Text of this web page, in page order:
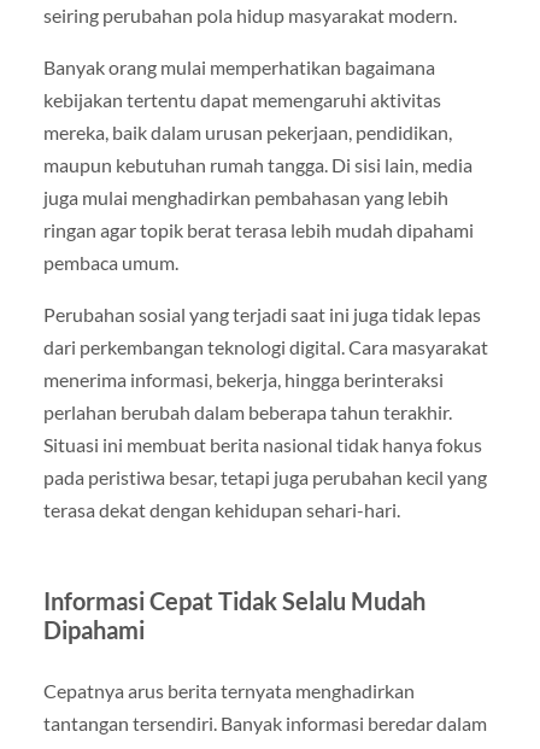
seiring perubahan pola hidup masyarakat modern.
Banyak orang mulai memperhatikan bagaimana
kebijakan tertentu dapat memengaruhi aktivitas
mereka, baik dalam urusan pekerjaan, pendidikan,
maupun kebutuhan rumah tangga. Di sisi lain, media
juga mulai menghadirkan pembahasan yang lebih
ringan agar topik berat terasa lebih mudah dipahami
pembaca umum.
Perubahan sosial yang terjadi saat ini juga tidak lepas
dari perkembangan teknologi digital. Cara masyarakat
menerima informasi, bekerja, hingga berinteraksi
perlahan berubah dalam beberapa tahun terakhir.
Situasi ini membuat berita nasional tidak hanya fokus
pada peristiwa besar, tetapi juga perubahan kecil yang
terasa dekat dengan kehidupan sehari-hari.
Informasi Cepat Tidak Selalu Mudah
Dipahami
Cepatnya arus berita ternyata menghadirkan
tantangan tersendiri. Banyak informasi beredar dalam